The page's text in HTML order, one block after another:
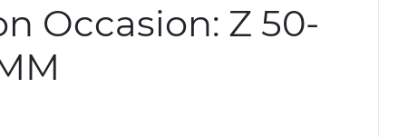
Occasion: Z 50-